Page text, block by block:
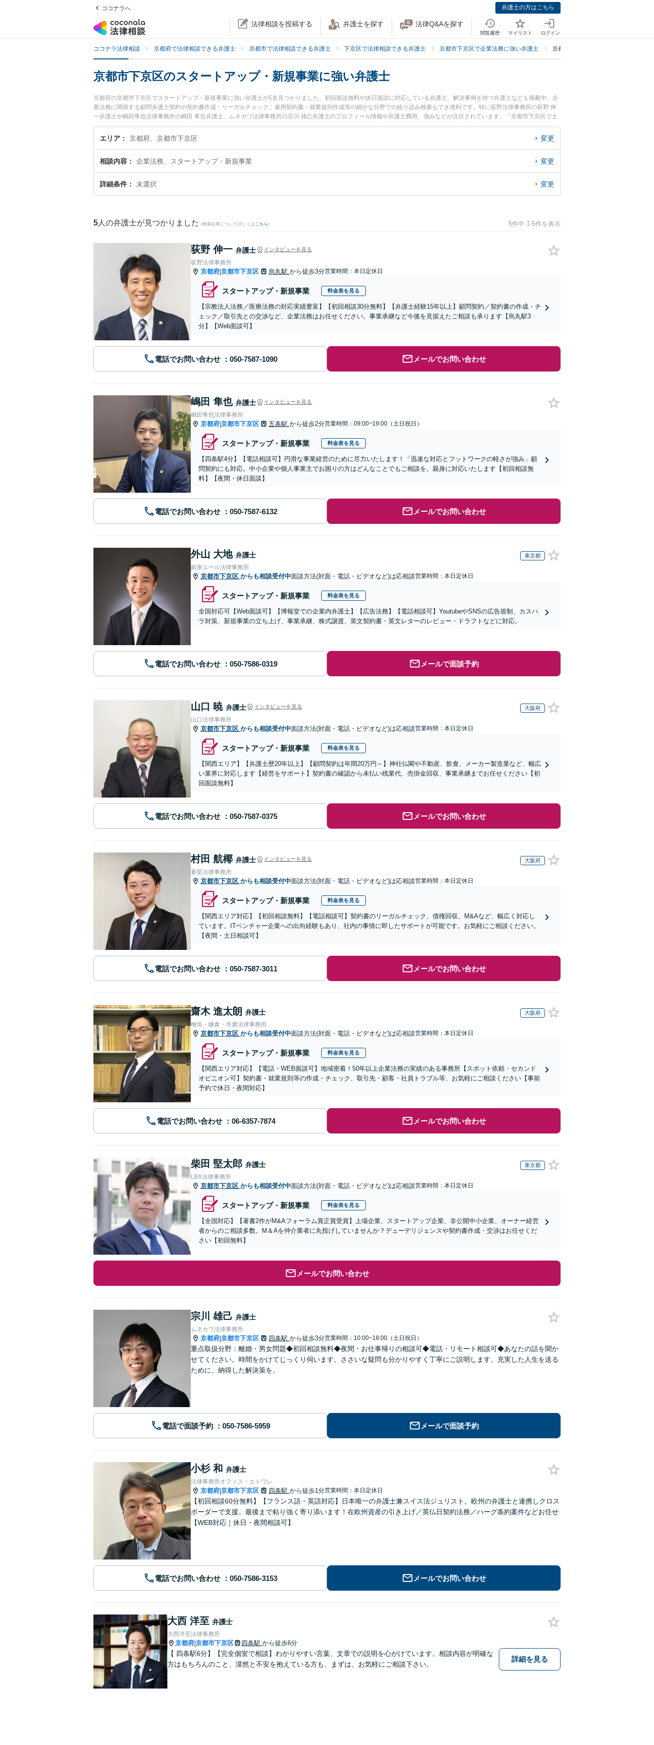
ココナラへ 弁護士の方はこちら
法律相談を投稿する 弁護士を探す 法律Q&Aを探す
閲覧履歴 マイリスト ログイン
ココナラ法律相談 京都府で法律相談できる弁護士 京都市で法律相談できる弁護士 下京区で法律相談できる弁護士 京都市下京区で企業法務に強い弁護士 京都市下京区でスタートアップ・新規
京都市下京区のスタートアップ・新規事業に強い弁護士
京都府の京都市下京区でスタートアップ・新規事業に強い弁護士が5名見つかりました。初回面談無料や休日面談に対応している弁護士、解決事例を持つ弁護士なども掲載中。企
業法務に関係する顧問弁護士契約や契約書作成・リーガルチェック、雇用契約書・就業規則作成等の細かな分野での絞り込み検索もでき便利です。特に荻野法律事務所の荻野 伸
一弁護士や嶋田隼也法律事務所の嶋田 隼也弁護士、ムネカワ法律事務所の宗川 雄己弁護士のプロフィール情報や弁護士費用、強みなどが注目されています。『京都市下京区で土
日や夜間に発生したスタートアップ・新規事業のトラブルを今すぐに弁護士に相談したい』『スタートアップ・新規事業のトラブル解決の実績豊富な近くの弁護士を検索したい』
『初回相談無料でスタートアップ・新規事業を法律相談できる京都市下京区内の弁護士に相談予約したい』などでお困りの相談者さんにおすすめです。
エリア 京都府、京都市下京区 変更
相談内容 企業法務、スタートアップ・新規事業 変更
詳細条件 未選択 変更
5 人の弁護士が見つかりました (検索結果について詳しくは こちら) 5件中 1-5件を表示
荻野 伸一 弁護士 インタビューを見る
荻野法律事務所
京都府|京都市下京区 烏丸駅 から徒歩3分営業時間：本日定休日
スタートアップ・新規事業 料金表を見る
【宗教法人法務／医療法務の対応実績豊富】【初回相談30分無料】【弁護士経験15年以上】顧問契約／契約書の作成・チ
ェック／取引先との交渉など、企業法務はお任せください。事業承継など今後を見据えたご相談も承ります【烏丸駅3
分】【Web面談可】
電話でお問い合わせ メールでお問い合わせ
嶋田 隼也 弁護士 インタビューを見る
嶋田隼也法律事務所
京都府|京都市下京区 五条駅 から徒歩2分営業時間：09:00~19:00（土日祝日）
スタートアップ・新規事業 料金表を見る
【四条駅4分】【電話相談可】円滑な事業経営のために尽力いたします！「迅速な対応とフットワークの軽さが強み」顧
問契約にも対応。中小企業や個人事業主でお困りの方はどんなことでもご相談を。親身に対応いたします【初回相談無
料】【夜間・休日面談】
電話でお問い合わせ メールでお問い合わせ
外山 大地 弁護士 東京都
銀座エール法律事務所
京都市下京区 からも相談受付中面談方法(対面・電話・ビデオなど)は応相談営業時間：本日定休日
スタートアップ・新規事業 料金表を見る
全国対応可【Web面談可】【博報堂での企業内弁護士】【広告法務】【電話相談可】YoutubeやSNSの広告規制、カスハ
ラ対策、新規事業の立ち上げ、事業承継、株式譲渡、英文契約書・英文レターのレビュー・ドラフトなどに対応。
電話でお問い合わせ メールで面談予約
山口 暁 弁護士 インタビューを見る 大阪府
山口法律事務所
京都市下京区 からも相談受付中面談方法(対面・電話・ビデオなど)は応相談営業時間：本日定休日
スタートアップ・新規事業 料金表を見る
【関西エリア】【弁護士歴20年以上】【顧問契約は年間20万円～】神社仏閣や不動産、飲食、メーカー製造業など、幅広
い業界に対応します【経営をサポート】契約書の確認から未払い残業代、売掛金回収、事業承継までお任せください【初
回面談無料】
電話でお問い合わせ メールでお問い合わせ
村田 航椰 弁護士 インタビューを見る 大阪府
蒼星法律事務所
京都市下京区 からも相談受付中面談方法(対面・電話・ビデオなど)は応相談営業時間：本日定休日
スタートアップ・新規事業 料金表を見る
【関西エリア対応】【初回相談無料】【電話相談可】契約書のリーガルチェック、債権回収、M&Aなど、幅広く対応し
ています。ITベンチャー企業への出向経験もあり、社内の事情に即したサポートが可能です。お気軽にご相談ください。
【夜間・土日相談可】
電話でお問い合わせ メールでお問い合わせ
齋木 進太朗 弁護士 大阪府
檜垣・鎌倉・寺廣法律事務所
京都市下京区 からも相談受付中面談方法(対面・電話・ビデオなど)は応相談営業時間：本日定休日
スタートアップ・新規事業 料金表を見る
【関西エリア対応】【電話・WEB面談可】地域密着！50年以上企業法務の実績のある事務所【スポット依頼・セカンド
オピニオン可】契約書・就業規則等の作成・チェック、取引先・顧客・社員トラブル等、お気軽にご相談ください【事前
予約で休日・夜間対応】
電話でお問い合わせ メールでお問い合わせ
柴田 堅太郎 弁護士 東京都
LBX法律事務所
京都市下京区 からも相談受付中面談方法(対面・電話・ビデオなど)は応相談営業時間：本日定休日
スタートアップ・新規事業 料金表を見る
【全国対応】【著書2作がM&Aフォーラム賞正賞受賞】上場企業、スタートアップ企業、非公開中小企業、オーナー経営
者からのご相談多数。M＆Aを仲介業者に丸投げしていませんか？デューデリジェンスや契約書作成・交渉はお任せくだ
さい【初回無料】
メールでお問い合わせ
宗川 雄己 弁護士
ムネカワ法律事務所
京都府|京都市下京区 四条駅 から徒歩3分営業時間：10:00~18:00（土日祝日）
重点取扱分野：離婚・男女問題◆初回相談無料◆夜間・お仕事帰りの相談可◆電話・リモート相談可◆あなたの話を聞か
せてください。時間をかけてじっくり伺います。ささいな疑問も分かりやすく丁寧にご説明します。充実した人生を送る
ために、納得した解決策を。
電話で面談予約 メールで面談予約
小杉 和 弁護士
法律事務所オフィス・エトワレ
京都府|京都市下京区 四条駅 から徒歩1分営業時間：本日定休日
【初回相談60分無料】【フランス語・英語対応】日本唯一の弁護士兼スイス法ジュリスト。欧州の弁護士と連携しクロス
ボーダーで支援。最後まで粘り強く寄り添います！在欧州資産の引き上げ／英仏日契約法務／ハーグ条約案件などお任せ
【WEB対応｜休日・夜間相談可】
電話でお問い合わせ メールでお問い合わせ
大西 洋至 弁護士
大西洋至法律事務所
京都府|京都市下京区 四条駅 から徒歩6分
【 四条駅6分】【完全個室で相談】わかりやすい言葉、文章での説明を心がけています。相談内容が明確な
方はもちろんのこと、漠然と不安を抱えている方も、まずは、お気軽にご相談下さい。
詳細を見る